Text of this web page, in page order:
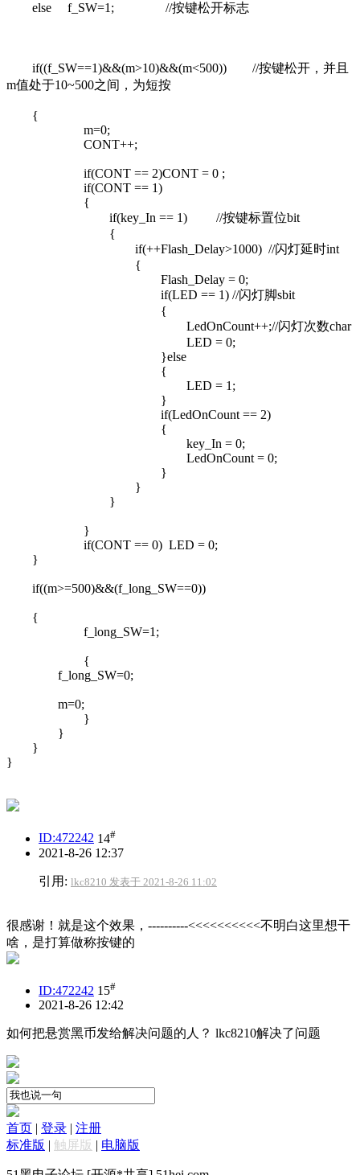
else f_SW=1; //按键松开标志
if((f_SW==1)&&(m>10)&&(m<500)) //按键松开，并且
m值处于10~500之间，为短按
{
m=0;
CONT++;
if(CONT == 2)CONT = 0 ;
if(CONT == 1)
{
if(key_In == 1) //按键标置位bit
{
if(++Flash_Delay>1000) //闪灯延时int
{
Flash_Delay = 0;
if(LED == 1) //闪灯脚sbit
{
LedOnCount++;//闪灯次数char
LED = 0;
}else
{
LED = 1;
}
if(LedOnCount == 2)
{
key_In = 0;
LedOnCount = 0;
}
}
}
}
if(CONT == 0) LED = 0;
}
if((m>=500)&&(f_long_SW==0))
{
f_long_SW=1;
{
f_long_SW=0;
m=0;
}
}
}
}
ID:472242 14#
2021-8-26 12:37
引用: lkc8210 发表于 2021-8-26 11:02
很感谢！就是这个效果，----------<<<<<<<<<<不明白这里想干
啥，是打算做称按键的
ID:472242 15#
2021-8-26 12:42
如何把悬赏黑币发给解决问题的人？ lkc8210解决了问题
首页 | 登录 | 注册
标准版 | 触屏版 | 电脑版